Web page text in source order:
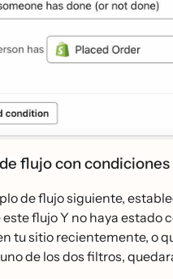
flujo con
de flujo siguiente,
flujo Y no haya estado
tu sitio recientemente, o
de los dos filtros,